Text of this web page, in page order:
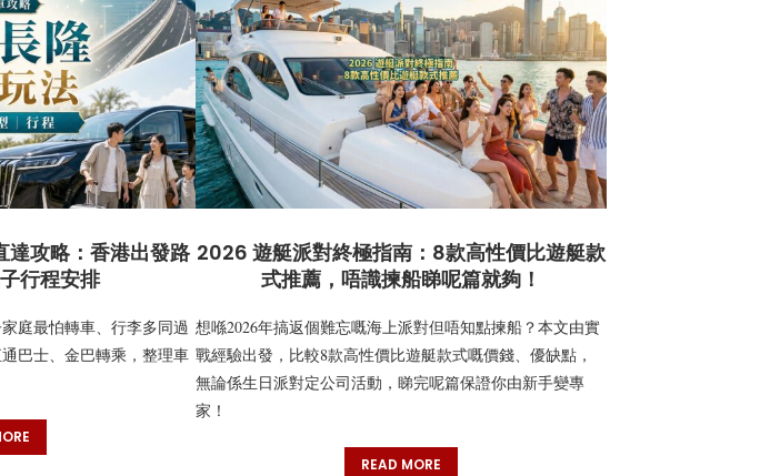
達攻略：香港出發路
行程安排
庭最怕轉車、行李多同過
巴士、金巴轉乘，整理車
2026 遊艇派對終極指南：8款高性價比遊艇款
式推薦，唔識揀船睇呢篇就夠！
想喺2026年搞返個難忘嘅海上派對但唔知點揀船？本文由實
戰經驗出發，比較8款高性價比遊艇款式嘅價錢、優缺點，
無論係生日派對定公司活動，睇完呢篇保證你由新手變專
家！
READ MORE